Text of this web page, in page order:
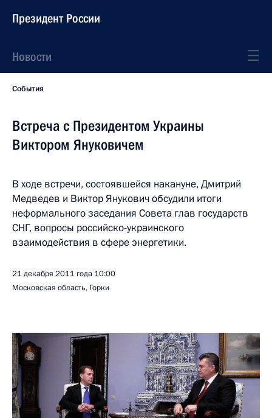
Президент России
Новости
События
Встреча с Президентом Украины
Виктором Януковичем
В ходе встречи, состоявшейся накануне, Дмитрий
Медведев и Виктор Янукович обсудили итоги
неформального заседания Совета глав государств
СНГ, вопросы российско-украинского
взаимодействия в сфере энергетики.
21 декабря 2011 года 10:00
Московская область, Горки